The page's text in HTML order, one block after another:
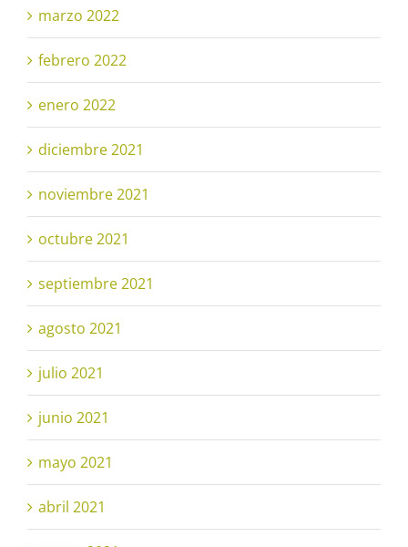
marzo 2022
febrero 2022
enero 2022
diciembre 2021
noviembre 2021
octubre 2021
septiembre 2021
agosto 2021
julio 2021
junio 2021
mayo 2021
abril 2021